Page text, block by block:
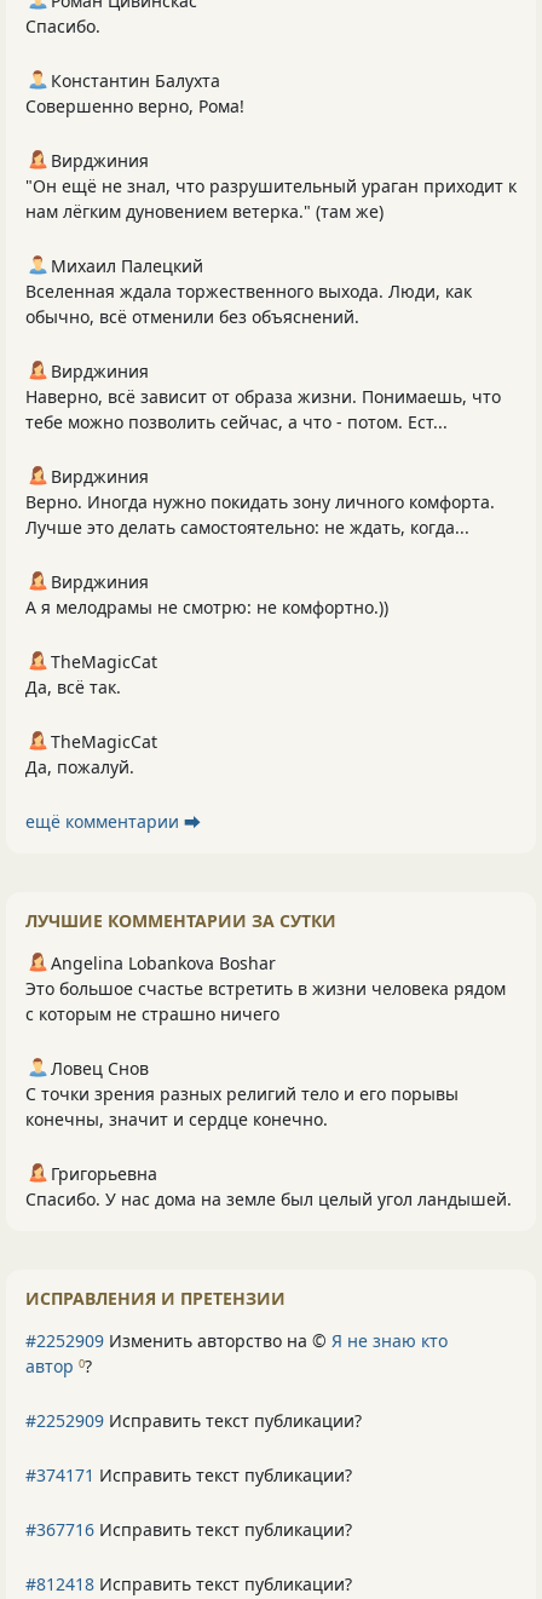
Спасибо.
Константин Балухта
Совершенно верно, Рома!
Вирджиния
"Он ещё не знал, что разрушительный ураган приходит к
нам лёгким дуновением ветерка." (там же)
Михаил Палецкий
Вселенная ждала торжественного выхода. Люди, как
обычно, всё отменили без объяснений.
Вирджиния
Наверно, всё зависит от образа жизни. Понимаешь, что
тебе можно позволить сейчас, а что - потом. Ест...
Вирджиния
Верно. Иногда нужно покидать зону личного комфорта.
Лучше это делать самостоятельно: не ждать, когда...
Вирджиния
А я мелодрамы не смотрю: не комфортно.))
TheMagicCat
Да, всё так.
TheMagicCat
Да, пожалуй.
ещё комментарии ⮕
ЛУЧШИЕ КОММЕНТАРИИ ЗА СУТКИ
Angelina Lobankova Boshar
Это большое счастье встретить в жизни человека рядом
с которым не страшно ничего
Ловец Снов
С точки зрения разных религий тело и его порывы
конечны, значит и сердце конечно.
Григорьевна
Спасибо. У нас дома на земле был целый угол ландышей.
ИСПРАВЛЕНИЯ И ПРЕТЕНЗИИ
#2252909 Изменить авторство на © Я не знаю кто
автор 0?
#2252909 Исправить текст публикации?
#374171 Исправить текст публикации?
#367716 Исправить текст публикации?
#812418 Исправить текст публикации?